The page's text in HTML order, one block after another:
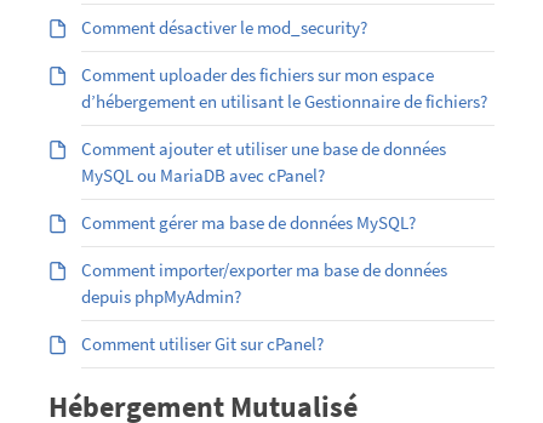
Comment désactiver le mod_security?
Comment uploader des fichiers sur mon espace
d’hébergement en utilisant le Gestionnaire de fichiers?
Comment ajouter et utiliser une base de données
MySQL ou MariaDB avec cPanel?
Comment gérer ma base de données MySQL?
Comment importer/exporter ma base de données
depuis phpMyAdmin?
Comment utiliser Git sur cPanel?
Hébergement Mutualisé